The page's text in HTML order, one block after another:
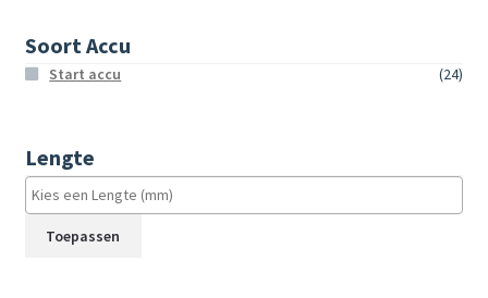
Soort Accu
Start accu (24)
Lengte
Toepassen